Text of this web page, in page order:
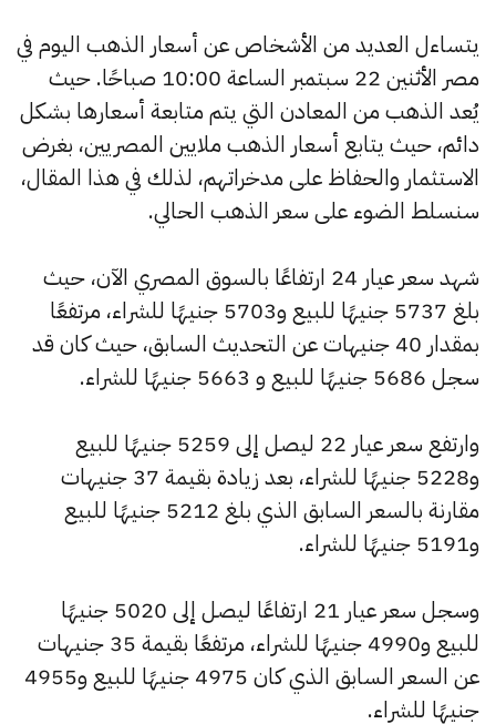
يتساءل العديد من الأشخاص عن أسعار الذهب اليوم في
مصر الأثنين 22 سبتمبر الساعة 10:00 صباحًا. حيث
يُعد الذهب من المعادن التي يتم متابعة أسعارها بشكل
دائم، حيث يتابع أسعار الذهب ملايين المصريين، بغرض
الاستثمار والحفاظ على مدخراتهم، لذلك في هذا المقال،
سنسلط الضوء على سعر الذهب الحالي.
شهد سعر عيار 24 ارتفاعًا بالسوق المصري الآن، حيث
بلغ 5737 جنيهًا للبيع و5703 جنيهًا للشراء، مرتفعًا
بمقدار 40 جنيهات عن التحديث السابق، حيث كان قد
سجل 5686 جنيهًا للبيع و 5663 جنيهًا للشراء.
وارتفع سعر عيار 22 ليصل إلى 5259 جنيهًا للبيع
و5228 جنيهًا للشراء، بعد زيادة بقيمة 37 جنيهات
مقارنة بالسعر السابق الذي بلغ 5212 جنيهًا للبيع
و5191 جنيهًا للشراء.
وسجل سعر عيار 21 ارتفاعًا ليصل إلى 5020 جنيهًا
للبيع و4990 جنيهًا للشراء، مرتفعًا بقيمة 35 جنيهات
عن السعر السابق الذي كان 4975 جنيهًا للبيع و4955
جنيهًا للشراء.